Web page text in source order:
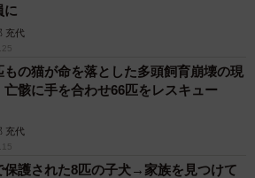
に
充代
もの猫が命を落とした多頭飼育崩壊の現
亡骸に手を合わせ66匹をレスキュー
充代
保護された8匹の子犬→家族を見つけて